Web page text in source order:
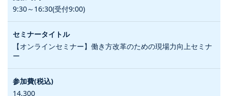
9:30～16:30(受付9:00)
【オンラインセミナー】働き方改革のための現場力向上セミナ
ー
14,300